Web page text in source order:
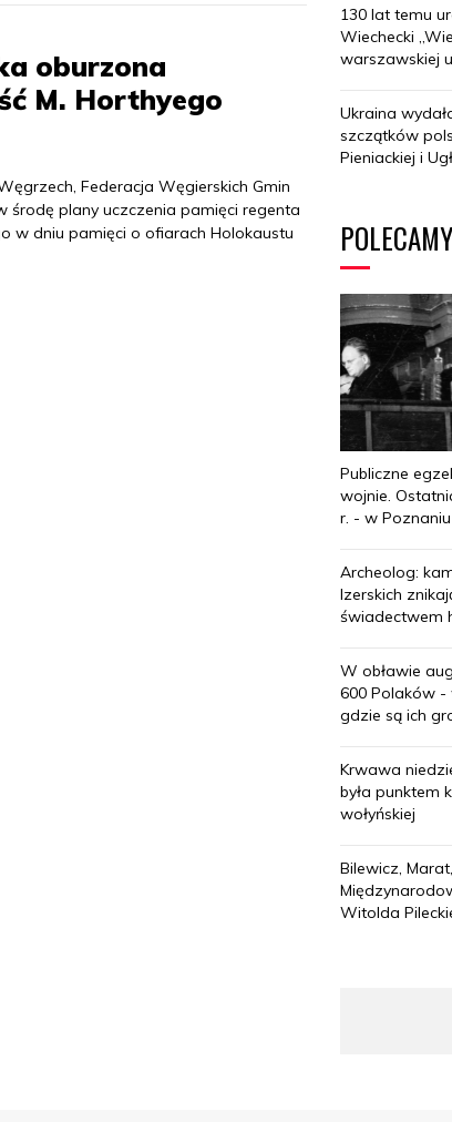
oburzona
M. Horthyego
Federacja Węgierskich Gmin
środę plany uczczenia pamięci regenta
w dniu pamięci o ofiarach Holokaustu
130 lat temu
Wiechecki
warszawskiej
Ukraina
szczątków
Pieniackiej i
POLECAMY
Publiczne
wojnie.
r. - w Poznaniu
Archeolog:
Izerskich
świadectwem
W obławie
600 Polaków -
gdzie są ich
Krwawa
była punktem
wołyńskiej
Bilewicz,
Witolda